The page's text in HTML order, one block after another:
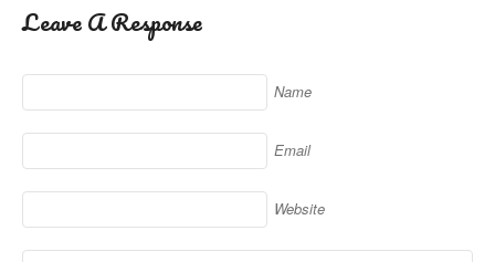
Leave A Response
Name
Email
Website